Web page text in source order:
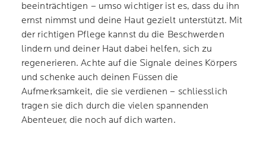
beeinträchtigen – umso wichtiger ist es, dass du ihn
ernst nimmst und deine Haut gezielt unterstützt. Mit
der richtigen Pflege kannst du die Beschwerden
lindern und deiner Haut dabei helfen, sich zu
regenerieren. Achte auf die Signale deines Körpers
und schenke auch deinen Füssen die
Aufmerksamkeit, die sie verdienen – schliesslich
tragen sie dich durch die vielen spannenden
Abenteuer, die noch auf dich warten.